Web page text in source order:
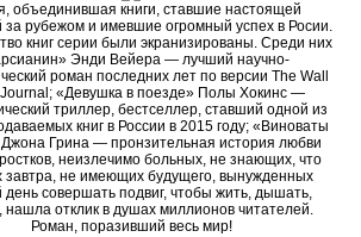
объединившая книги, ставшие настоящей
за рубежом и имевшие огромный успех в Росии.
книг серии были экранизированы. Среди них
Энди Вейера — лучший научно-
роман последних лет по версии The Wall
«Девушка в поезде» Полы Хокинс —
триллер, бестселлер, ставший одной из
книг в России в 2015 году; «Виноваты
Грина — пронзительная история любви
неизлечимо больных, не знающих, что
завтра, не имеющих будущего, вынужденных
день совершать подвиг, чтобы жить, дышать,
нашла отклик в душах миллионов читателей.
Роман, поразивший весь мир!